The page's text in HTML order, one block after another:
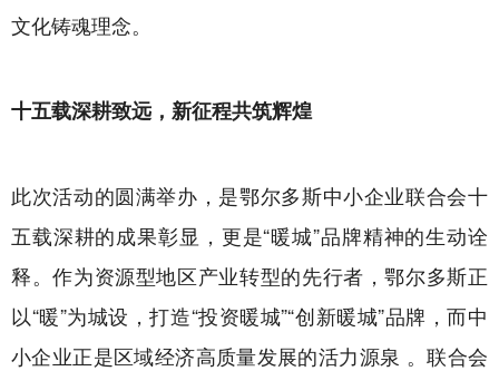
文化铸魂理念。
十五载深耕致远，新征程共筑辉煌
此次活动的圆满举办，是鄂尔多斯中小企业联合会十
五载深耕的成果彰显，更是“暖城”品牌精神的生动诠
释。作为资源型地区产业转型的先行者，鄂尔多斯正
以“暖”为城设，打造“投资暖城”“创新暖城”品牌，而中
小企业正是区域经济高质量发展的活力源泉 。联合会